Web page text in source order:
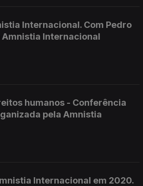
Internacional. Com Pedro
Internacional
humanos - Conferência
pela Amnistia
Internacional em 2020.